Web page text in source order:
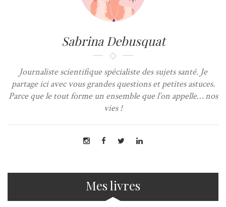
Sabrina Debusquat
Journaliste scientifique spécialiste des sujets santé. Je
partage ici avec vous grandes questions et petites astuces.
Parce que le tout forme un ensemble que l’on appelle… nos
vies !
Mes livres